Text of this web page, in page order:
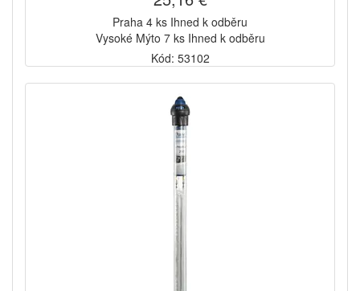
Praha 4 ks Ihned k odběru
Vysoké Mýto 7 ks Ihned k odběru
Kód: 53102